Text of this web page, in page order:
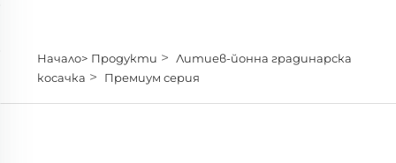
Начало> Продукти > Литиев-йонна градинарска
косачка > Премиум серия